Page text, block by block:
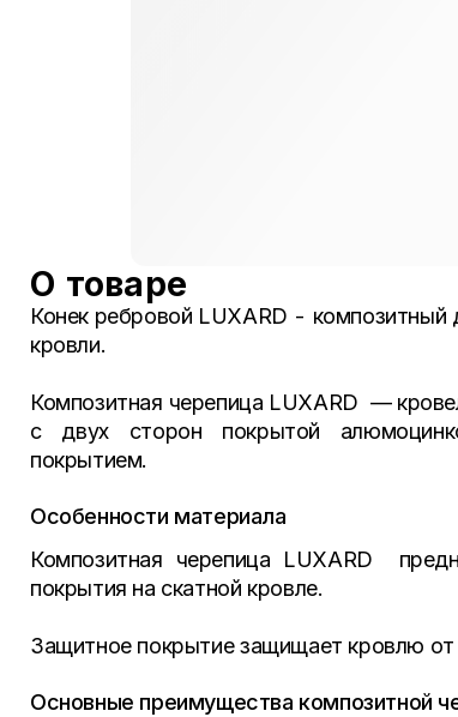
О товаре
Конек ребровой LUXARD - композитный
кровли.
Композитная черепица LUXARD —
с двух сторон покрытой
покрытием.
Особенности материала
Композитная черепица LUXARD
покрытия на скатной кровле.
Защитное покрытие защищает кровлю
Основные преимущества композитной